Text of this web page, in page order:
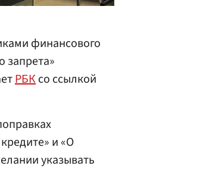
финансового
запрета»
РБКсо ссылкой
и «О
указывать